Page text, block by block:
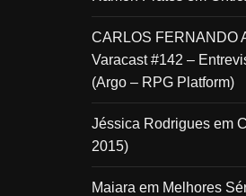
CARLOS FERNANDO
Varacast #142 –
(Argo – RPG Platform)
Jéssica Rodrigues em
2015)
Maiara em Melhores